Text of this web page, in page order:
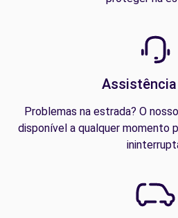
Problemas na estrada? O
disponível a qualquer momento